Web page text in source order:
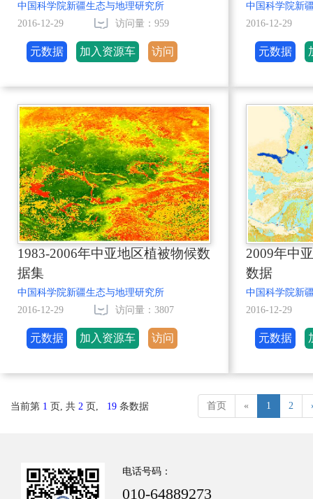
中国科学院新疆生态与地理研究所
2016-12-29
访问量：959
元数据 加入资源车 访问
中国科学院新
2016-12-29
元数据
1983-2006年中亚地区植被物候数
据集
中国科学院新疆生态与地理研究所
2016-12-29
访问量：3807
元数据 加入资源车 访问
2009年中
数据
中国科学院新
2016-12-29
元数据
当前第 1 页, 共 2 页, 19 条数据 首页 « 1 2
电话号码：
010-64889273